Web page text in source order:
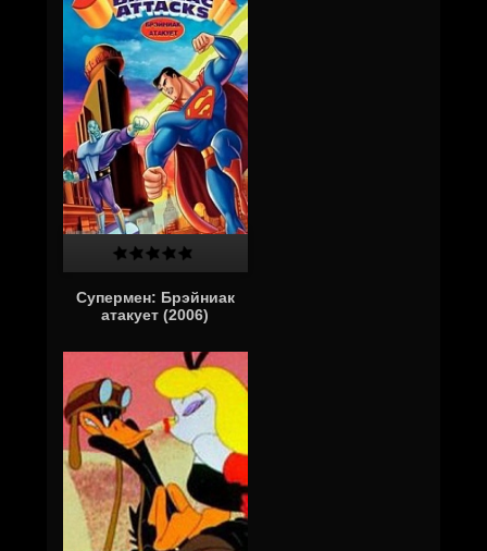
Супермен: Брэйниак
атакует (2006)